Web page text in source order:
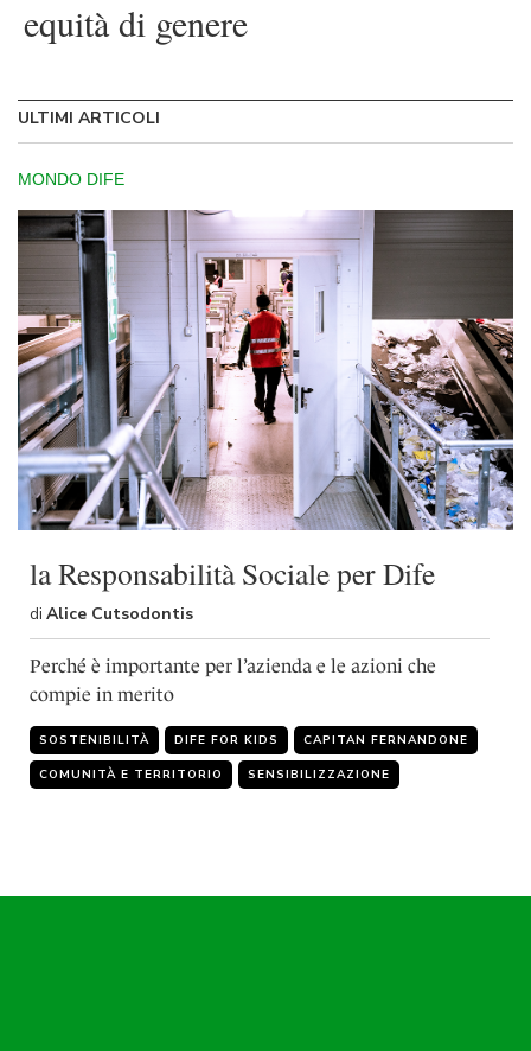
equità di genere
ULTIMI ARTICOLI
MONDO DIFE
la Responsabilità Sociale per Dife
di Alice Cutsodontis
Perché è importante per l’azienda e le azioni che
compie in merito
SOSTENIBILITÀ DIFE FOR KIDS CAPITAN FERNANDONE
COMUNITÀ E TERRITORIO SENSIBILIZZAZIONE